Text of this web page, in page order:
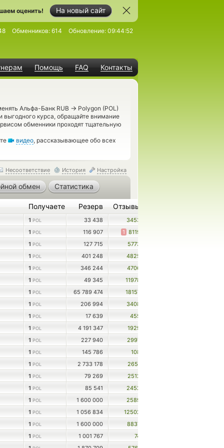
На новый сайт
оценить!
Помощь FAQ Контакты
Обменников: 614 Обновление: 09:44:52
Альфа-Банк RUB → Polygon (POL)
курса, обращайте внимание
обменники проходят тщательную
видео, рассказывающее обо всех
Несоответствие История Настройка
обмен Статистика
Получаете Резерв Отзывы
1 POL 33 438
3453
1 POL 116 907 1 8119
1 POL 127 715
5773
1 POL 401 248
4825
1 POL 346 244
4706
1 POL 49 345
11978
1 POL 65 789 474
18157
1 POL 206 994
3408
1 POL 17 639
455
1 POL 4 191 347
1929
1 POL 227 940
2997
1 POL 145 786
108
1 POL 2 733 178
2651
1 POL 79 269
2512
1 POL 85 541
2452
1 POL 1 600 000
2589
1 POL 1 056 834
12502
1 POL 1 600 000
8837
1 POL 1 001 767
74